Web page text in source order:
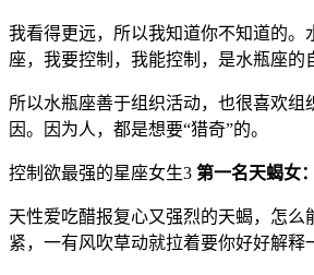
我看得更远，所以我知道你不知道的
座，我要控制，我能控制，是水瓶座的
所以水瓶座善于组织活动，也很喜欢
因。因为人，都是想要“猎奇”的。
控制欲最强的星座女生3 第一名天蝎女
天性爱吃醋报复心又强烈的天蝎，怎
紧，一有风吹草动就拉着要你好好解释